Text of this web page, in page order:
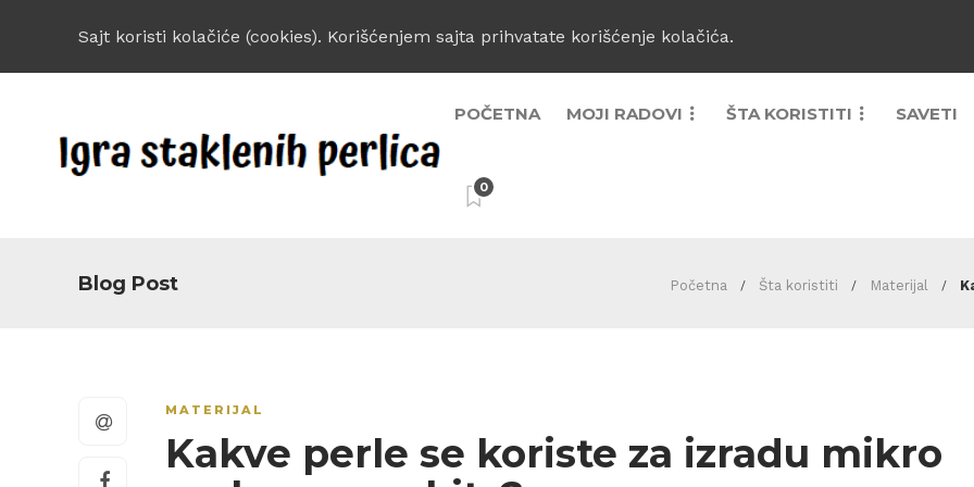
Sajt koristi kolačiće (cookies). Korišćenjem sajta prihvatate korišćenje kolačića.
POČETNA MOJI RADOVI ŠTA KORISTITI SAVETI
0
Blog Post Početna Šta koristiti Materijal
MATERIJAL
Kakve perle se koriste za izradu mikro